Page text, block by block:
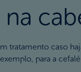
tratamento caso
para a